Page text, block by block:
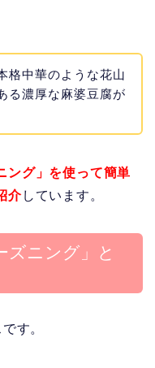
格中華のような花山
る濃厚な麻婆豆腐が
ング」を使って簡単
介しています。
ズニング」と
す。